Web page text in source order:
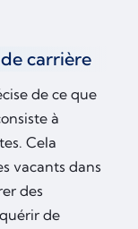
carrière
de ce que
à
Cela
vacants dans
des
de